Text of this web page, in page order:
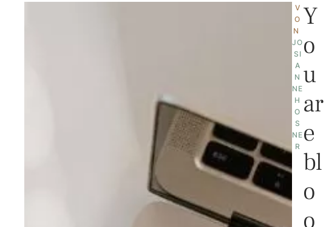
V
O
N
JO
SI
A
N
NE
H
O
S
NE
R
Y
o
u
ar
e
bl
o